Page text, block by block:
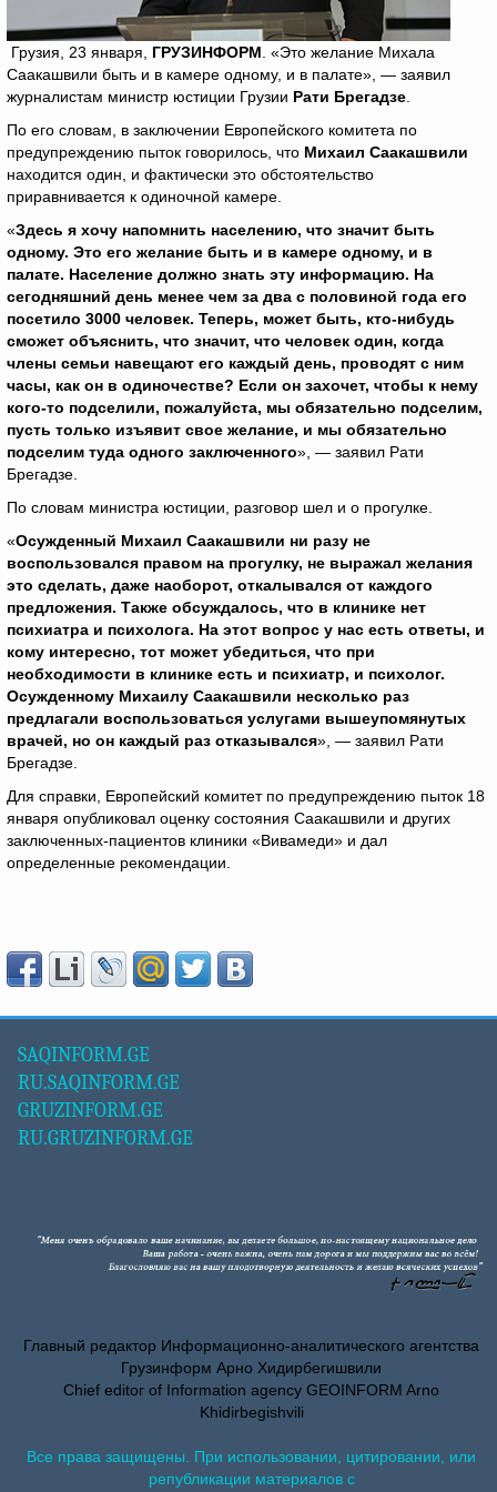
Грузия, 23 января, ГРУЗИНФОРМ . «Это желание Михала
Саакашвили быть и в камере одному, и в палате», — заявил
журналистам министр юстиции Грузии Рати Брегадзе
По его словам, в заключении Европейского комитета по
предупреждению пыток говорилось, что Михаил Саакашвили
находится один, и фактически это обстоятельство
приравнивается к одиночной камере.
«Здесь я хочу напомнить населению, что значит быть
одному. Это его желание быть и в камере одному, и в
палате. Население должно знать эту информацию. На
сегодняшний день менее чем за два с половиной года его
посетило 3000 человек. Теперь, может быть, кто-нибудь
сможет объяснить, что значит, что человек один, когда
члены семьи навещают его каждый день, проводят с ним
часы, как он в одиночестве? Если он захочет, чтобы к нему
кого-то подселили, пожалуйста, мы обязательно подселим,
пусть только изъявит свое желание, и мы обязательно
подселим туда одного заключенного», — заявил Рати
Брегадзе.
По словам министра юстиции, разговор шел и о прогулке.
«Осужденный Михаил Саакашвили ни разу не
воспользовался правом на прогулку, не выражал желания
это сделать, даже наоборот, откалывался от каждого
предложения. Также обсуждалось, что в клинике нет
психиатра и психолога. На этот вопрос у нас есть ответы, и
кому интересно, тот может убедиться, что при
необходимости в клинике есть и психиатр, и психолог.
Осужденному Михаилу Саакашвили несколько раз
предлагали воспользоваться услугами вышеупомянутых
врачей, но он каждый раз отказывался», — заявил Рати
Брегадзе.
Для справки, Европейский комитет по предупреждению пыток 18
января опубликовал оценку состояния Саакашвили и других
заключенных-пациентов клиники «Вивамеди» и дал
определенные рекомендации.
SAQINFORM.GE
RU.SAQINFORM.GE
GRUZINFORM.GE
RU.GRUZINFORM.GE
Главный редактор Информационно-аналитического агентства
Грузинформ Арно Хидирбегишвили
Chief editor of Information agency GEOINFORM Arno
Khidirbegishvili
Все права защищены. При использовании, цитировании, или
републикации материалов с